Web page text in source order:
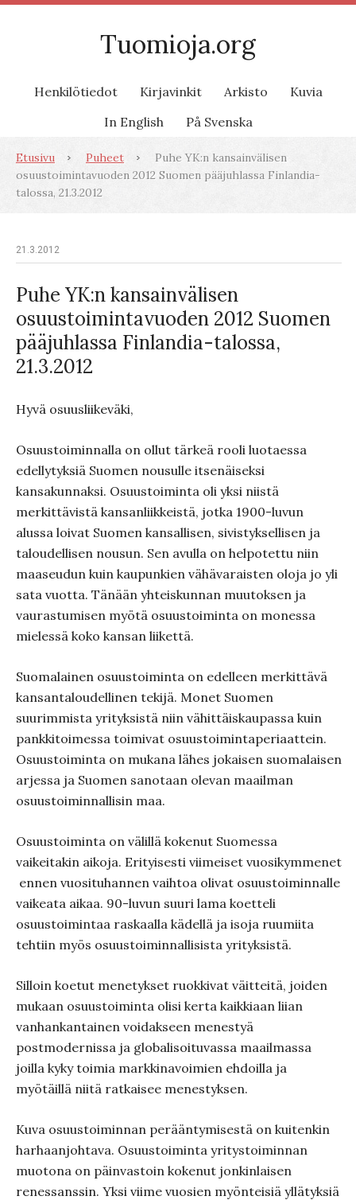
Tuomioja.org
Henkilötiedot Kirjavinkit Arkisto
Kuvia
In English
På Svenska
Etusivu Puheet
Puhe YK:n kansainvälisen
osuustoimintavuoden 2012 Suomen pääjuhlassa Finlandia-
talossa, 21.3.2012
21.3.2012
Puhe YK:n kansainvälisen
osuustoimintavuoden 2012 Suomen
pääjuhlassa Finlandia-talossa,
21.3.2012
Hyvä osuusliikeväki,
Osuustoiminnalla on ollut tärkeä rooli luotaessa
edellytyksiä Suomen nousulle itsenäiseksi
kansakunnaksi. Osuustoiminta oli yksi niistä
merkittävistä kansanliikkeistä, jotka 1900-luvun
alussa loivat Suomen kansallisen, sivistyksellisen ja
taloudellisen nousun. Sen avulla on helpotettu niin
maaseudun kuin kaupunkien vähävaraisten oloja jo yli
sata vuotta. Tänään yhteiskunnan muutoksen ja
vaurastumisen myötä osuustoiminta on monessa
mielessä koko kansan liikettä.
Suomalainen osuustoiminta on edelleen merkittävä
kansantaloudellinen tekijä. Monet Suomen
suurimmista yrityksistä niin vähittäiskaupassa kuin
pankkitoimessa toimivat osuustoimintaperiaattein.
Osuustoiminta on mukana lähes jokaisen suomalaisen
arjessa ja Suomen sanotaan olevan maailman
osuustoiminnallisin maa.
Osuustoiminta on välillä kokenut Suomessa
vaikeitakin aikoja. Erityisesti viimeiset vuosikymmenet
ennen vuosituhannen vaihtoa olivat osuustoiminnalle
vaikeata aikaa. 90-luvun suuri lama koetteli
osuustoimintaa raskaalla kädellä ja isoja ruumiita
tehtiin myös osuustoiminnallisista yrityksistä.
Silloin koetut menetykset ruokkivat väitteitä, joiden
mukaan osuustoiminta olisi kerta kaikkiaan liian
vanhankantainen voidakseen menestyä
postmodernissa ja globalisoituvassa maailmassa
joilla kyky toimia markkinavoimien ehdoilla ja
myötäillä niitä ratkaisee menestyksen.
Kuva osuustoiminnan perääntymisestä on kuitenkin
harhaanjohtava. Osuustoiminta yritystoiminnan
muotona on päinvastoin kokenut jonkinlaisen
renessanssin. Yksi viime vuosien myönteisiä yllätyksiä